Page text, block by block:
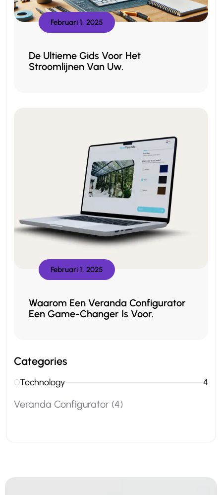
Februari 1, 2025
De Ultieme Gids Voor Het
Stroomlijnen Van Uw.
Februari 1, 2025
Waarom Een Veranda Configurator
Een Game-Changer Is Voor.
Categories
Technology 4
Veranda Configurator (4)